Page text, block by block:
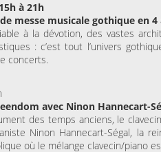
à 21h
messe musicale gothique en 4
à la dévotion, des vastes
: c’est tout l’univers
concerts.
avec Ninon Hannecart-
des temps anciens, le
Ninon Hannecart-Ségal, la
où le mélange clavecin/piano